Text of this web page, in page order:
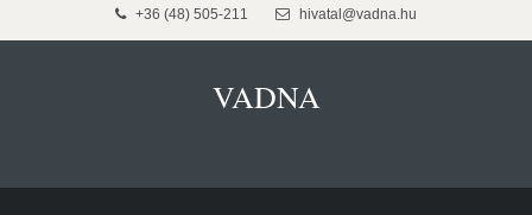
+36 (48) 505-211 hivatal@vadna.hu
VADNA